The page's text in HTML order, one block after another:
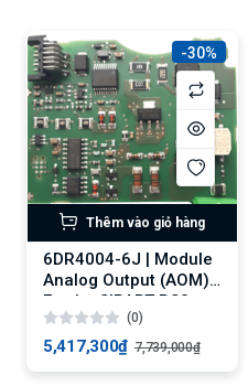
-30%
Thêm vào giỏ hàng
6DR4004-6J | Module
Analog Output (AOM)
Ex cho SIPART PS2
(0)
5,417,300₫ 7,739,000₫